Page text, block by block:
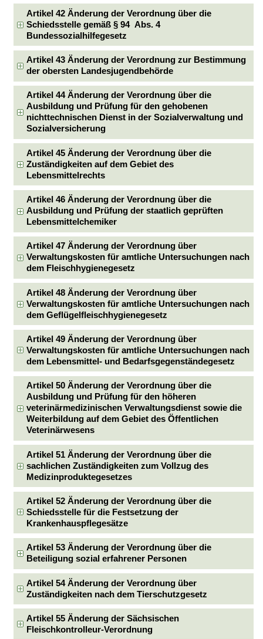
Artikel 42 Änderung der Verordnung über die
Schiedsstelle gemäß § 94 Abs. 4
Bundessozialhilfegesetz
Artikel 43 Änderung der Verordnung zur Bestimmung
der obersten Landesjugendbehörde
Artikel 44 Änderung der Verordnung über die
Ausbildung und Prüfung für den gehobenen
nichttechnischen Dienst in der Sozialverwaltung und
Sozialversicherung
Artikel 45 Änderung der Verordnung über die
Zuständigkeiten auf dem Gebiet des
Lebensmittelrechts
Artikel 46 Änderung der Verordnung über die
Ausbildung und Prüfung der staatlich geprüften
Lebensmittelchemiker
Artikel 47 Änderung der Verordnung über
Verwaltungskosten für amtliche Untersuchungen nach
dem Fleischhygienegesetz
Artikel 48 Änderung der Verordnung über
Verwaltungskosten für amtliche Untersuchungen nach
dem Geflügelfleischhygienegesetz
Artikel 49 Änderung der Verordnung über
Verwaltungskosten für amtliche Untersuchungen nach
dem Lebensmittel- und Bedarfsgegenständegesetz
Artikel 50 Änderung der Verordnung über die
Ausbildung und Prüfung für den höheren
veterinärmedizinischen Verwaltungsdienst sowie die
Weiterbildung auf dem Gebiet des Öffentlichen
Veterinärwesens
Artikel 51 Änderung der Verordnung über die
sachlichen Zuständigkeiten zum Vollzug des
Medizinproduktegesetzes
Artikel 52 Änderung der Verordnung über die
Schiedsstelle für die Festsetzung der
Krankenhauspflegesätze
Artikel 53 Änderung der Verordnung über die
Beteiligung sozial erfahrener Personen
Artikel 54 Änderung der Verordnung über
Zuständigkeiten nach dem Tierschutzgesetz
Artikel 55 Änderung der Sächsischen
Fleischkontrolleur-Verordnung